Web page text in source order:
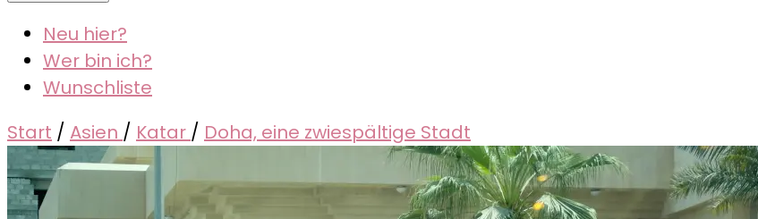
Neu hier?
Wer bin ich?
Wunschliste
Start / Asien / Katar / Doha, eine zwiespältige Stadt